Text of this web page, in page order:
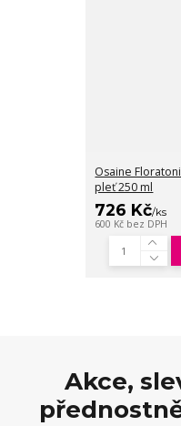
Osaine
pleť 250 ml
726 Kč/ks
600 Kč bez DPH
Akce,